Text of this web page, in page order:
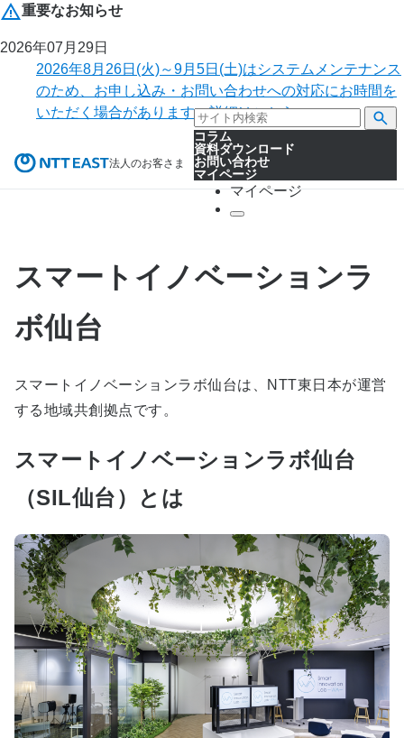
重要なお知らせ
2026年07月29日
2026年8月26日(火)～9月5日(土)はシステムメンテナンス
のため、お申し込み・お問い合わせへの対応にお時間を
いただく場合があります。詳細はこちら。
法人のお客さま
コラム
資料ダウンロード
お問い合わせ
マイページ
マイページ
スマートイノベーションラ
ボ仙台
スマートイノベーションラボ仙台は、NTT東日本が運営
する地域共創拠点です。
スマートイノベーションラボ仙台
（SIL仙台）とは